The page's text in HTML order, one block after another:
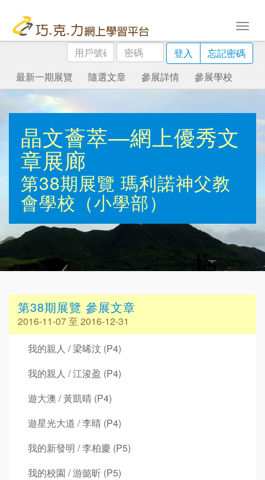
用
戶
號
碼
密
碼
登入
忘記密碼
最新一期展覽
隨選文章 參展詳情 參展學校
晶文薈萃—網上優秀文
章展廊
第38期展覽 瑪利諾神父教
會學校（小學部）
第38期展覽 參展文章
2016-11-07 至 2016-12-31
我的親人 / 梁晞汶 (P4)
我的親人 / 江浚盈 (P4)
遊大澳 / 黃凱晴 (P4)
遊星光大道 / 李晴 (P4)
我的新發明 / 李柏慶 (P5)
我的校園 / 游懿昕 (P5)